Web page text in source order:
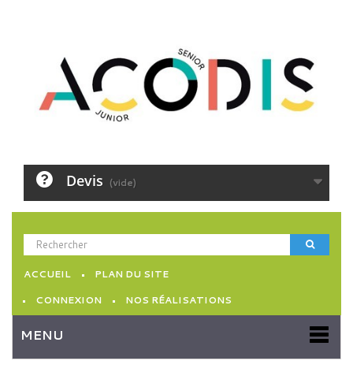
Devis (vide)
ACCUEIL
PLAN DU SITE
CONNEXION
NOS RÉALISATIONS
MENU